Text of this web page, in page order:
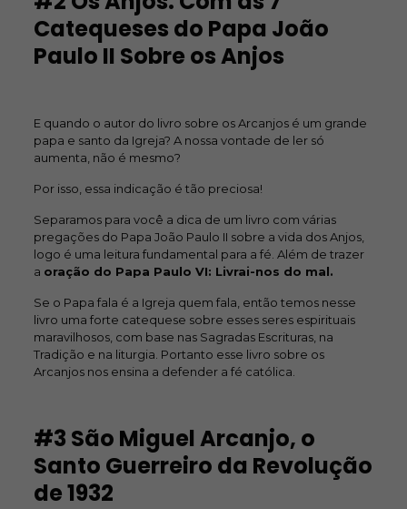
Catequeses do Papa João
Paulo II Sobre os Anjos
E quando o autor do livro sobre os Arcanjos é um grande
papa e santo da Igreja? A nossa vontade de ler só
aumenta, não é mesmo?
Por isso, essa indicação é tão preciosa!
Separamos para você a dica de um livro com várias
pregações do Papa João Paulo II sobre a vida dos Anjos,
logo é uma leitura fundamental para a fé. Além de trazer
a oração do Papa Paulo VI: Livrai-nos do mal.
Se o Papa fala é a Igreja quem fala, então temos nesse
livro uma forte catequese sobre esses seres espirituais
maravilhosos, com base nas Sagradas Escrituras, na
Tradição e na liturgia. Portanto esse livro sobre os
Arcanjos nos ensina a defender a fé católica.
#3 São Miguel Arcanjo, o
Santo Guerreiro da Revolução
de 1932